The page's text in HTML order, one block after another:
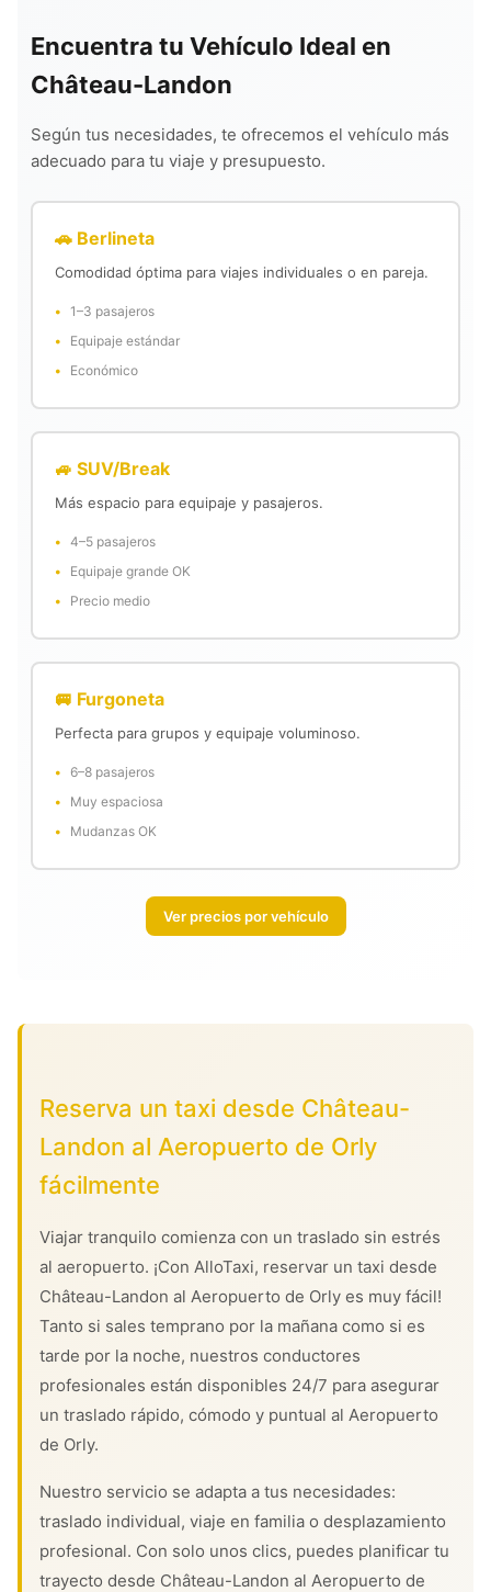
Encuentra tu Vehículo Ideal en
Château-Landon
Según tus necesidades, te ofrecemos el vehículo más
adecuado para tu viaje y presupuesto.
🚗 Berlineta
Comodidad óptima para viajes individuales o en pareja.
1–3 pasajeros
Equipaje estándar
Económico
🚙 SUV/Break
Más espacio para equipaje y pasajeros.
4–5 pasajeros
Equipaje grande OK
Precio medio
🚐 Furgoneta
Perfecta para grupos y equipaje voluminoso.
6–8 pasajeros
Muy espaciosa
Mudanzas OK
Ver precios por vehículo
Reserva un taxi desde Château-
Landon al Aeropuerto de Orly
fácilmente
Viajar tranquilo comienza con un traslado sin estrés
al aeropuerto. ¡Con AlloTaxi, reservar un taxi desde
Château-Landon al Aeropuerto de Orly es muy fácil!
Tanto si sales temprano por la mañana como si es
tarde por la noche, nuestros conductores
profesionales están disponibles 24/7 para asegurar
un traslado rápido, cómodo y puntual al Aeropuerto
de Orly.
Nuestro servicio se adapta a tus necesidades:
traslado individual, viaje en familia o desplazamiento
profesional. Con solo unos clics, puedes planificar tu
trayecto desde Château-Landon al Aeropuerto de